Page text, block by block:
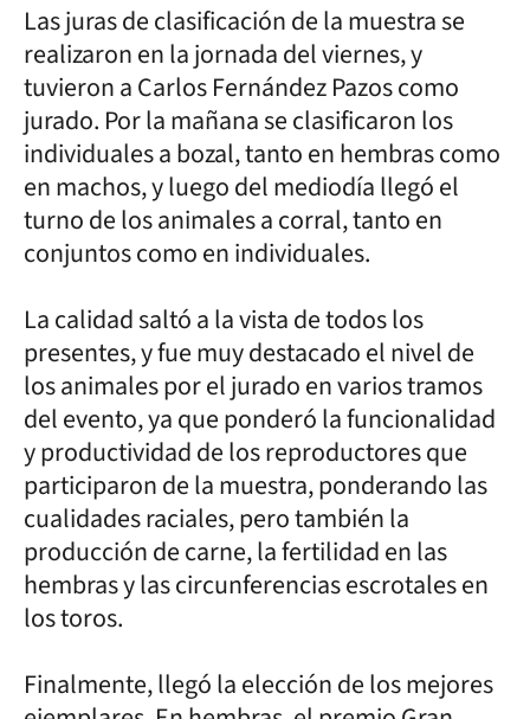
Las juras de clasificación de la muestra se
realizaron en la jornada del viernes, y
tuvieron a Carlos Fernández Pazos como
jurado. Por la mañana se clasificaron los
individuales a bozal, tanto en hembras como
en machos, y luego del mediodía llegó el
turno de los animales a corral, tanto en
conjuntos como en individuales.
La calidad saltó a la vista de todos los
presentes, y fue muy destacado el nivel de
los animales por el jurado en varios tramos
del evento, ya que ponderó la funcionalidad
y productividad de los reproductores que
participaron de la muestra, ponderando las
cualidades raciales, pero también la
producción de carne, la fertilidad en las
hembras y las circunferencias escrotales en
los toros.
Finalmente, llegó la elección de los mejores